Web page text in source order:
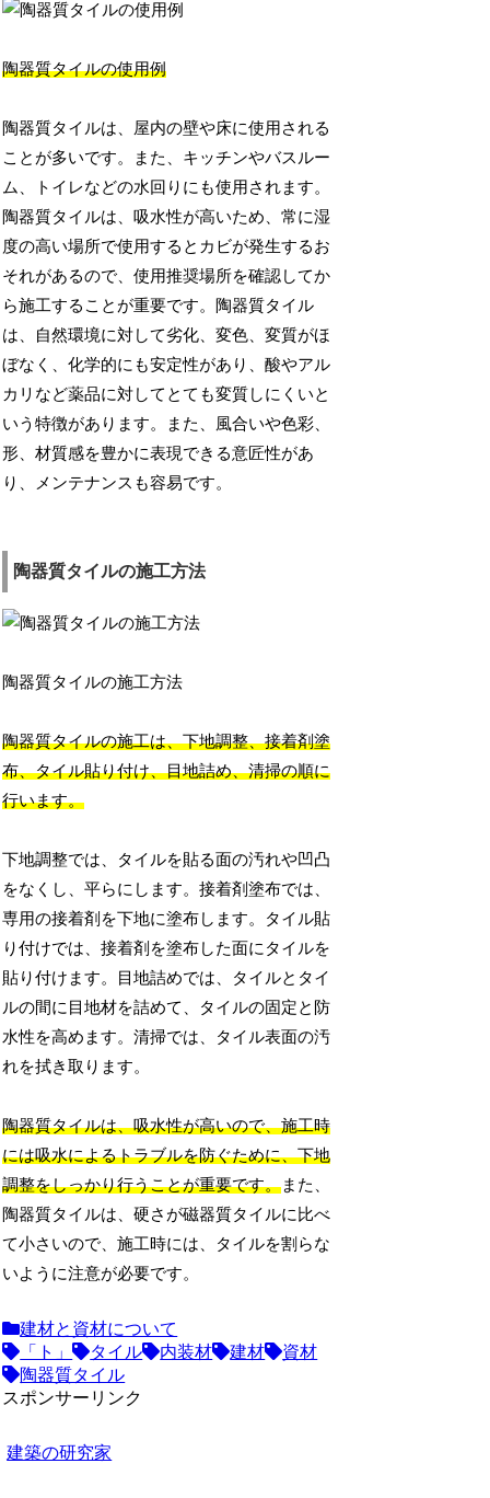
陶器質タイルの使用例
陶器質タイルは、屋内の壁や床に使用される
ことが多いです。また、キッチンやバスルー
ム、トイレなどの水回りにも使用されます。
陶器質タイルは、吸水性が高いため、常に湿
度の高い場所で使用するとカビが発生するお
それがあるので、使用推奨場所を確認してか
ら施工することが重要です。陶器質タイル
は、自然環境に対して劣化、変色、変質がほ
ぼなく、化学的にも安定性があり、酸やアル
カリなど薬品に対してとても変質しにくいと
いう特徴があります。また、風合いや色彩、
形、材質感を豊かに表現できる意匠性があ
り、メンテナンスも容易です。
陶器質タイルの施工方法
陶器質タイルの施工方法
陶器質タイルの施工は、下地調整、接着剤塗
布、タイル貼り付け、目地詰め、清掃の順に
行います。
下地調整では、タイルを貼る面の汚れや凹凸
をなくし、平らにします。接着剤塗布では、
専用の接着剤を下地に塗布します。タイル貼
り付けでは、接着剤を塗布した面にタイルを
貼り付けます。目地詰めでは、タイルとタイ
ルの間に目地材を詰めて、タイルの固定と防
水性を高めます。清掃では、タイル表面の汚
れを拭き取ります。
陶器質タイルは、吸水性が高いので、施工時
には吸水によるトラブルを防ぐために、下地
調整をしっかり行うことが重要です。また、
陶器質タイルは、硬さが磁器質タイルに比べ
て小さいので、施工時には、タイルを割らな
いように注意が必要です。
建材と資材について
「ト」
タイル 内装材 建材
資材
陶器質タイル
スポンサーリンク
建築の研究家